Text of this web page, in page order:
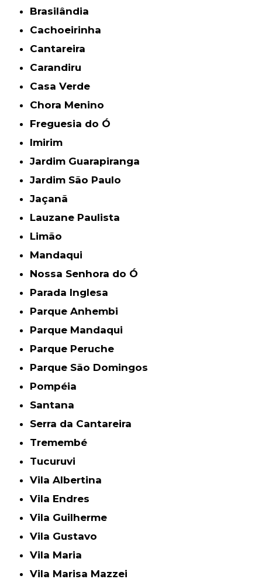
Brasilândia
Cachoeirinha
Cantareira
Carandiru
Casa Verde
Chora Menino
Freguesia do Ó
Imirim
Jardim Guarapiranga
Jardim São Paulo
Jaçanã
Lauzane Paulista
Limão
Mandaqui
Nossa Senhora do Ó
Parada Inglesa
Parque Anhembi
Parque Mandaqui
Parque Peruche
Parque São Domingos
Pompéia
Santana
Serra da Cantareira
Tremembé
Tucuruvi
Vila Albertina
Vila Endres
Vila Guilherme
Vila Gustavo
Vila Maria
Vila Marisa Mazzei